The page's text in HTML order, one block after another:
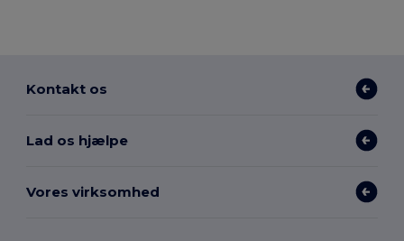
Kontakt os
Lad os hjælpe
Vores virksomhed